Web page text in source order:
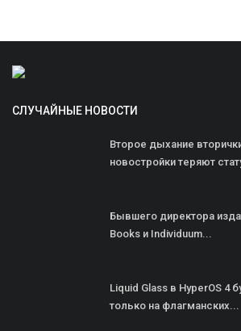
СЛУЧАЙНЫЕ НОВОСТИ
Второе дыхание
новостройки теряют
Бывшего директора
Books и Individuum...
Liquid Glass в HyperOS 4
только на флагманских...